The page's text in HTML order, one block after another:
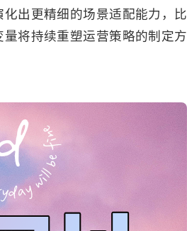
出更精细的场景适配能力，比
将持续重塑运营策略的制定方